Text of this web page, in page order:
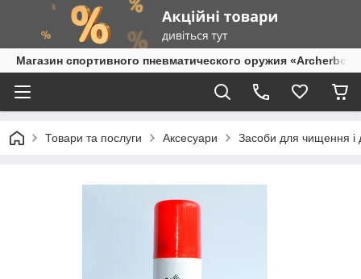
Магазин спортивного пневматического оружия
Товари та послуги Аксесуари Засоби для чищення і